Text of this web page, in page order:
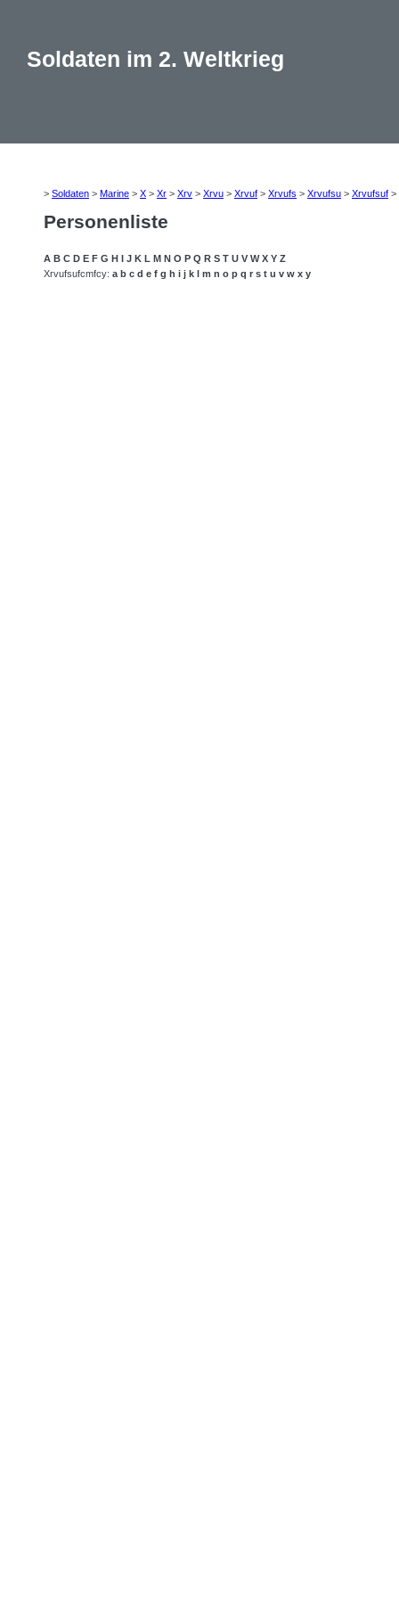
Soldaten im 2. Weltkrieg
> Soldaten > Marine > X > Xr > Xrv > Xrvu > Xrvuf > Xrvufs > Xrvufsu > Xrvufsuf >
Personenliste
A B C D E F G H I J K L M N O P Q R S T U V W X Y Z
Xrvufsufcmfcy: a b c d e f g h i j k l m n o p q r s t u v w x y